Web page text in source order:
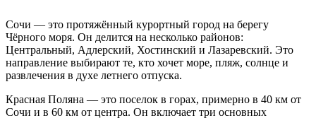
Сочи — это протяжённый курортный город на берегу
Чёрного моря. Он делится на несколько районов:
Центральный, Адлерский, Хостинский и Лазаревский. Это
направление выбирают те, кто хочет море, пляж, солнце и
развлечения в духе летнего отпуска.
Красная Поляна — это поселок в горах, примерно в 40 км от
Сочи и в 60 км от центра. Он включает три основных